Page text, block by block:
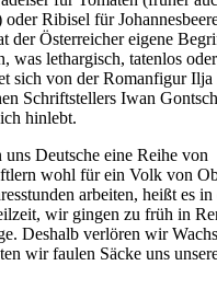
oder Ribisel für
der Österreicher eigene
was lethargisch, tatenlos
sich von der Romanfigur
Schriftstellers Iwan
hinlebt.
Deutsche eine Reihe von
wohl für ein Volk von
arbeiten, heißt es
wir gingen zu früh in
Deshalb verlören wir
wir faulen Säcke uns